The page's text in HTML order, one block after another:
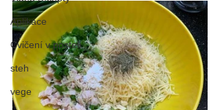
Aplikace
Cvičení v posteli
steh
vege